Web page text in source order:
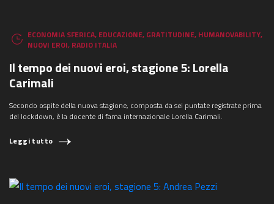
ECONOMIA SFERICA, EDUCAZIONE, GRATITUDINE, HUMANOVABILITY,
NUOVI EROI, RADIO ITALIA
Il tempo dei nuovi eroi, stagione 5: Lorella
Carimali
Secondo ospite della nuova stagione, composta da sei puntate registrate prima
del lockdown, è la docente di fama internazionale Lorella Carimali.
Leggi tutto